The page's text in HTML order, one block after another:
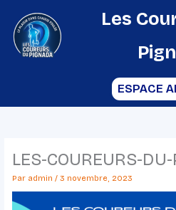
contenu
Les
ESPACE
LES-COUREURS-DU-
Par admin / 3 novembre, 2023